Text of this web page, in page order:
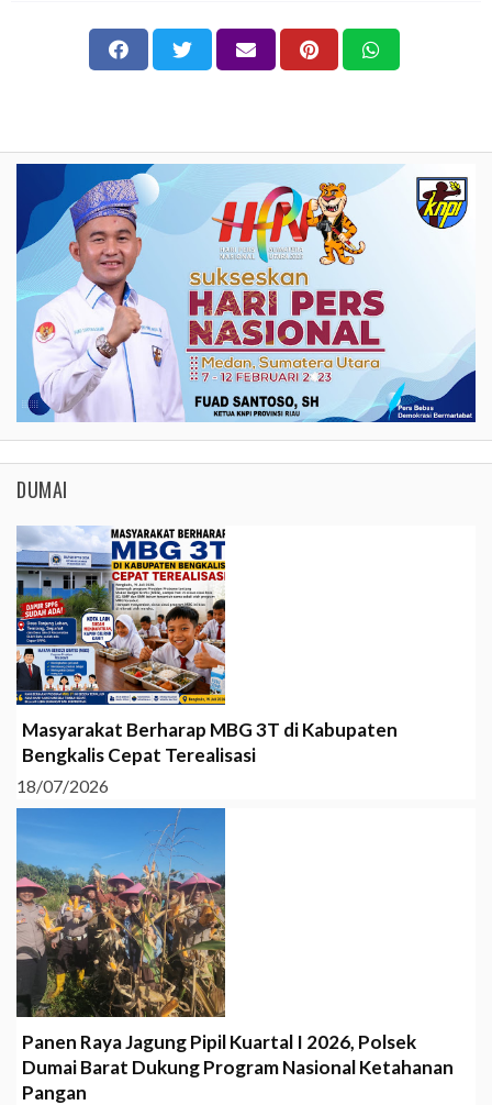
DUMAI
Masyarakat Berharap MBG 3T di Kabupaten
Bengkalis Cepat Terealisasi
18/07/2026
Panen Raya Jagung Pipil Kuartal I 2026, Polsek
Dumai Barat Dukung Program Nasional Ketahanan
Pangan